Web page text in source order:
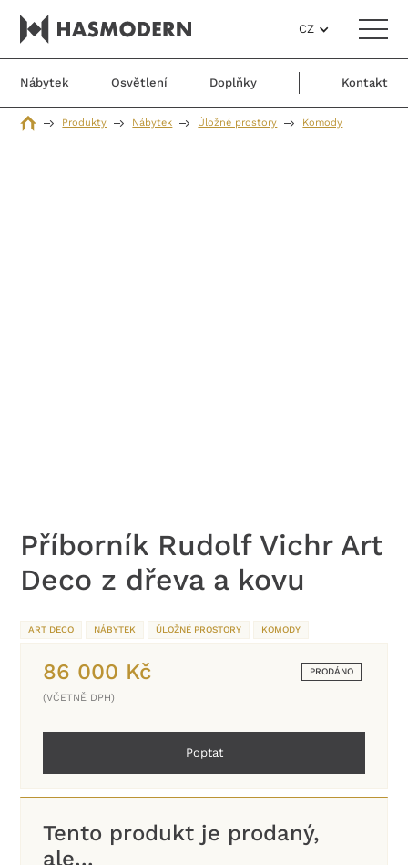
CZ
Nábytek Osvětlení Doplňky Kontakt
Produkty Nábytek Úložné prostory Komody
Příborník Rudolf Vichr Art
Deco z dřeva a kovu
ART DECO NÁBYTEK ÚLOŽNÉ PROSTORY KOMODY
PRODÁNO
86 000 Kč
(VČETNĚ DPH)
Poptat
Tento produkt je prodaný,
ale...